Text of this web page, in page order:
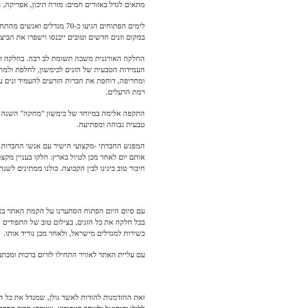
מתאים לגדל באזורים חמים: מזרח תיכון, אפריקה,
לימים הפתוחים הגיעו כ-
במקום וזנים חדשים וטובים ייכנסו וישפרו את
החלקה האורגנית משכה תשומת לב רבה. בחלקה
העמידות הטבעית של הזנים לכימשון, לחלפת
ומחריפה, דוחפת את חברות הזרעים להעמיד זנים
רמת הרעלים.
התקפה אלימה במיוחד של כימשון "מחקה" השנה
טבעית גבוהה ומפתיעה.
המפגש החברתי -מקצועי הישיר עם אנשי
אותם יום לאחר מכן לטיול בארץ: חלקו בעניין
חיבור טוב בינינו לבין הקבוצה. כולנו ממתינים
עם סיום היום הפתוח הסתערנו על הקמת האתר
בכל חלקה את כל הזנים, בצילום טוב של
כשירות למגדלים מישראל, ולאחר מכן נוריד אותו.
עם עליית האתר לאוויר התחילו לזרום ברכות
זאת ההזדמנות להודות לאשר גולן, שמגדל את כל